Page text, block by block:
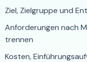
Ziel, Zielgruppe und
Anforderungen nach
trennen
Kosten,